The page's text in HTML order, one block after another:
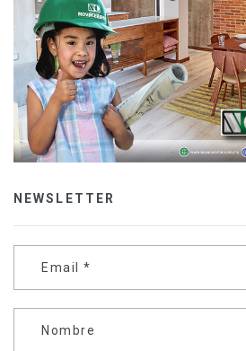
NEWSLETTER
Email *
Nombre